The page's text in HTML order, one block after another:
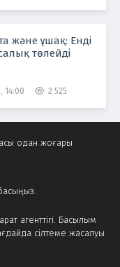
және ұшақ: Енді
төлейді
14:00 2 525
агенттігі. Басылым
сілтеме жасалуы
одан жоғары